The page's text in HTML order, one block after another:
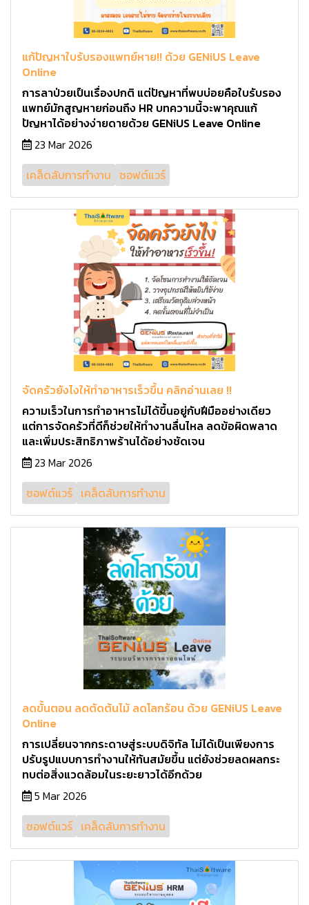
แก้ปัญหาใบรับรองแพทย์หาย!! ด้วย GENiUS Leave
Online
การลาป่วยเป็นเรื่องปกติ แต่ปัญหาที่พบบ่อยคือใบรับรอง
แพทย์มักสูญหายก่อนถึง HR บทความนี้จะพาคุณแก้
ปัญหาได้อย่างง่ายดายด้วย GENiUS Leave Online
23 Mar 2026
เคล็ดลับการทำงาน ซอฟต์แวร์
จัดครัวยังไงให้ทำอาหารเร็วขึ้น คลิกอ่านเลย !!
ความเร็วในการทำอาหารไม่ได้ขึ้นอยู่กับฝีมืออย่างเดียว
แต่การจัดครัวที่ดีก็ช่วยให้ทำงานลื่นไหล ลดข้อผิดพลาด
และเพิ่มประสิทธิภาพร้านได้อย่างชัดเจน
23 Mar 2026
ซอฟต์แวร์ เคล็ดลับการทำงาน
ลดขั้นตอน ลดตัดต้นไม้ ลดโลกร้อน ด้วย GENiUS Leave
Online
การเปลี่ยนจากกระดาษสู่ระบบดิจิทัล ไม่ได้เป็นเพียงการ
ปรับรูปแบบการทำงานให้ทันสมัยขึ้น แต่ยังช่วยลดผลกระ
ทบต่อสิ่งแวดล้อมในระยะยาวได้อีกด้วย
5 Mar 2026
ซอฟต์แวร์ เคล็ดลับการทำงาน